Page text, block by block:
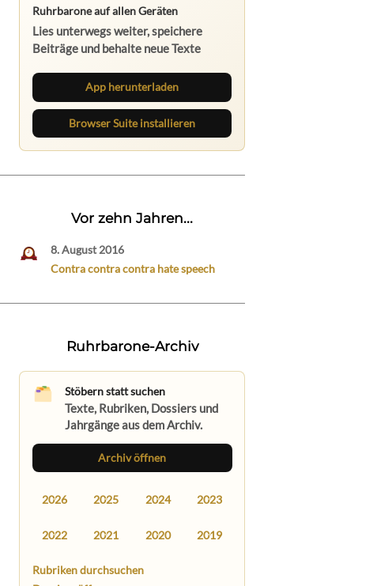
App herunterladen
Browser Suite installieren
Vor zehn Jahren...
8. August 2016
Contra contra contra hate speech
Ruhrbarone-Archiv
Stöbern statt suchen
Texte, Rubriken, Dossiers und
Jahrgänge aus dem Archiv.
Archiv öffnen
2026 2025 2024 2023
2022 2021 2020 2019
Rubriken durchsuchen